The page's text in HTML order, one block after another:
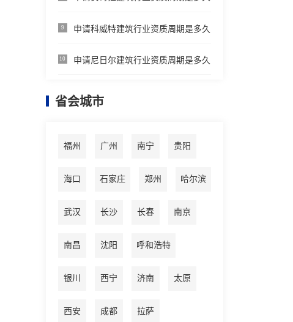
9 申请科威特建筑行业资质周期是多久
10 申请尼日尔建筑行业资质周期是多久
省会城市
福州 广州 南宁 贵阳
海口 石家庄 郑州 哈尔滨
武汉 长沙 长春 南京
南昌 沈阳 呼和浩特
银川 西宁 济南 太原
西安 成都 拉萨